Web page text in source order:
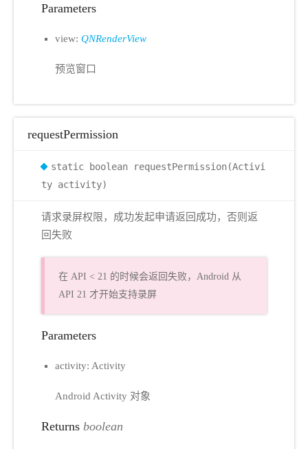
Parameters
view: QNRenderView
预览窗口
requestPermission
static boolean requestPermission(Activi
ty activity)
请求录屏权限，成功发起申请返回成功，否则返
回失败
在 API < 21 的时候会返回失败，Android 从
API 21 才开始支持录屏
Parameters
activity: Activity
Android Activity 对象
Returns boolean